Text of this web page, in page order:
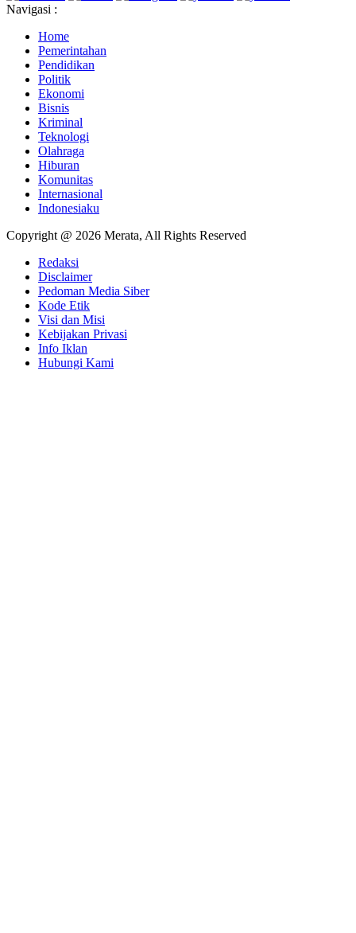
Navigasi :
Home
Pemerintahan
Pendidikan
Politik
Ekonomi
Bisnis
Kriminal
Teknologi
Olahraga
Hiburan
Komunitas
Internasional
Indonesiaku
Copyright @ 2026 Merata, All Rights Reserved
Redaksi
Disclaimer
Pedoman Media Siber
Kode Etik
Visi dan Misi
Kebijakan Privasi
Info Iklan
Hubungi Kami